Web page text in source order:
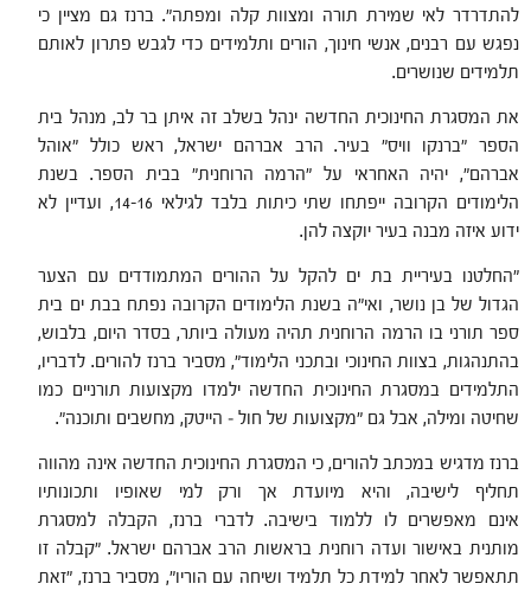
להתדרדר לאי שמירת תורה ומצוות קלה ומפתה". ברנז גם מציין כי
נפגש עם רבנים, אנשי חינוך, הורים ותלמידים כדי לגבש פתרון לאותם
תלמידים שנושרים.
את המסגרת החינוכית החדשה ינהל בשלב זה איתן בר לב, מנהל בית
הספר "ברנקו וויס" בעיר. הרב אברהם ישראל, ראש כולל "אוהל
אברהם", יהיה האחראי על "הרמה הרוחנית" בבית הספר. בשנת
הלימודים הקרובה ייפתחו שתי כיתות בלבד לגילאי 14-16, ועדיין לא
ידוע איזה מבנה בעיר יוקצה להן.
"החלטנו בעיריית בת ים להקל על ההורים המתמודדים עם הצער
הגדול של בן נושר, ואי"ה בשנת הלימודים הקרובה נפתח בבת ים בית
ספר תורני בו הרמה הרוחנית תהיה מעולה ביותר, בסדר היום, בלבוש,
בהתנהגות, בצוות החינוכי ובתכני הלימוד", מסביר ברנז להורים. לדבריו,
התלמידים במסגרת החינוכית החדשה ילמדו מקצועות תורניים כמו
שחיטה ומילה, אבל גם "מקצועות של חול – הייטק, מחשבים ותוכנה".
ברנז מדגיש במכתב להורים, כי המסגרת החינוכית החדשה אינה מהווה
תחליף לישיבה, והיא מיועדת אך ורק למי שאופיו ותכונותיו
אינם מאפשרים לו ללמוד בישיבה. לדברי ברנז, הקבלה למסגרת
מותנית באישור ועדה רוחנית בראשות הרב אברהם ישראל. "קבלה זו
תתאפשר לאחר למידת כל תלמיד ושיחה עם הוריו", מסביר ברנז, "זאת